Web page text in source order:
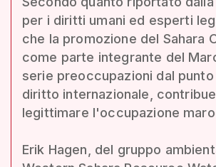
per i diritti umani ed esperti
che la promozione del Sahara
come parte integrante del
serie preoccupazioni dal
diritto internazionale,
legittimare l'occupazione
Erik Hagen, del gruppo